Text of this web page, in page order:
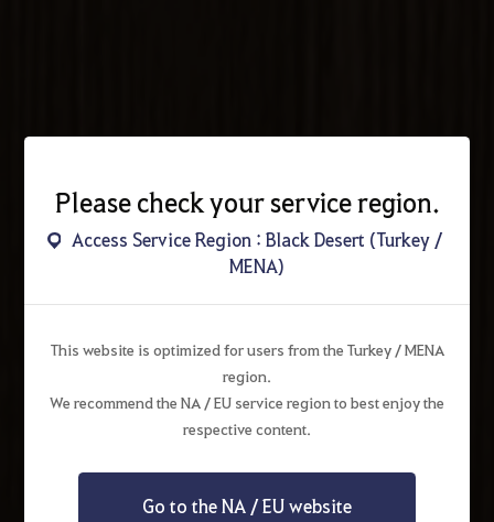
Please check your service region.
Access Service Region : Black Desert (Turkey /
MENA)
This website is optimized for users from the Turkey / MENA
region.
We recommend the NA / EU service region to best enjoy the
respective content.
Go to the NA / EU website